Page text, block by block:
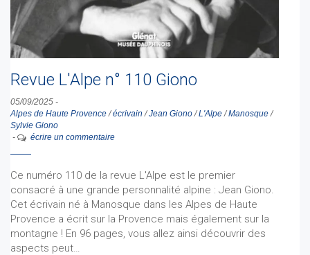
Revue L'Alpe n° 110 Giono
05/09/2025 -
Alpes de Haute Provence /écrivain /Jean Giono /L'Alpe /Manosque /
Sylvie Giono
-
écrire un commentaire
Ce numéro 110 de la revue L'Alpe est le premier
consacré à une grande personnalité alpine : Jean Giono.
Cet écrivain né à Manosque dans les Alpes de Haute
Provence a écrit sur la Provence mais également sur la
montagne ! En 96 pages, vous allez ainsi découvrir des
aspects peut…